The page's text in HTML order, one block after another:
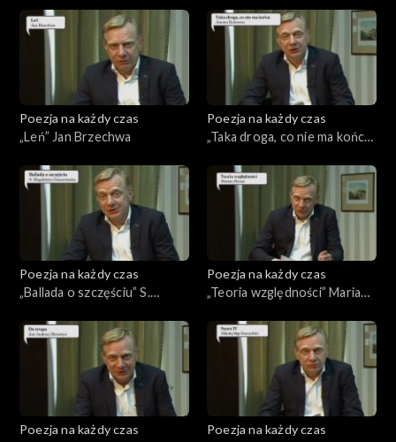
Poezja na każdy czas
„Leń” Jan Brzechwa
Poezja na każdy czas
„Taka droga, co nie ma końca”
Poezja na każdy czas
„Ballada o szczęściu” S.
Poezja na każdy czas
„Teoria względności” Marian
Poezja na każdy czas
Poezja na każdy czas